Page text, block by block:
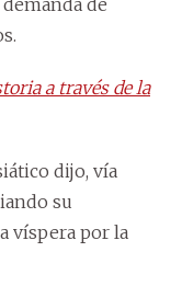
a través de la
dijo, vía
su
víspera por la